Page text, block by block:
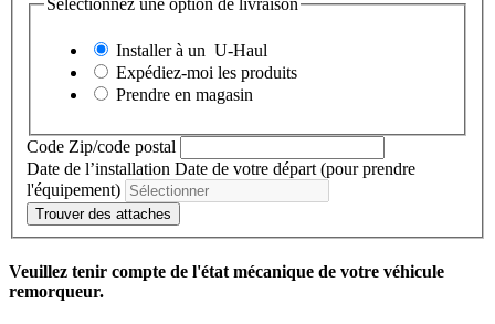
Sélectionnez une option de livraison
Installer à un U-Haul
Expédiez-moi les produits
Prendre en magasin
Code Zip/code postal
Date de l’installation Date de votre départ (pour prendre
l'équipement)
Trouver des attaches
Veuillez tenir compte de l'état mécanique de votre véhicule
remorqueur.